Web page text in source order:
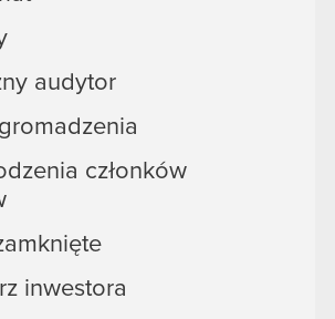
audytor
członków
inwestora